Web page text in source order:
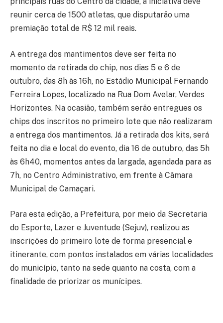
reunir cerca de 1500 atletas, que disputarão uma
premiação total de R$ 12 mil reais.
A entrega dos mantimentos deve ser feita no
momento da retirada do chip, nos dias 5 e 6 de
outubro, das 8h às 16h, no Estádio Municipal Fernando
Ferreira Lopes, localizado na Rua Dom Avelar, Verdes
Horizontes. Na ocasião, também serão entregues os
chips dos inscritos no primeiro lote que não realizaram
a entrega dos mantimentos. Já a retirada dos kits, será
feita no dia e local do evento, dia 16 de outubro, das 5h
às 6h40, momentos antes da largada, agendada para as
7h, no Centro Administrativo, em frente à Câmara
Municipal de Camaçari.
Para esta edição, a Prefeitura, por meio da Secretaria
do Esporte, Lazer e Juventude (Sejuv), realizou as
inscrições do primeiro lote de forma presencial e
itinerante, com pontos instalados em várias localidades
do município, tanto na sede quanto na costa, com a
finalidade de priorizar os munícipes.